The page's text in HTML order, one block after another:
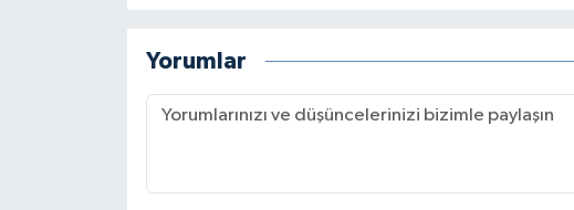
Yorumlar